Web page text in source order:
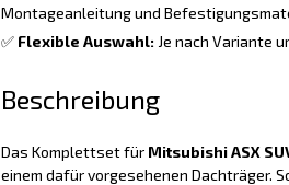
Montageanleitung und
✅ Flexible Auswahl:Je nach Variante
Beschreibung
Das Komplettset für Mitsubishi ASX
einem dafür vorgesehenen Dachträger.